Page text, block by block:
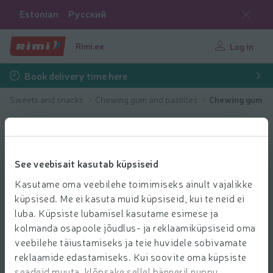
See veebisait kasutab küpsiseid
Kasutame oma veebilehe toimimiseks ainult vajalikke
küpsised. Me ei kasuta muid küpsiseid, kui te neid ei
luba. Küpsiste lubamisel kasutame esimese ja
kolmanda osapoole jõudlus- ja reklaamiküpsiseid oma
veebilehe täiustamiseks ja teie huvidele sobivamate
reklaamide edastamiseks. Kui soovite oma küpsiste
Estonian Русский
Rimi.ee Log in
Book delivery time here
Sweets and snacks Chewing gum and pastilles Chewing gum